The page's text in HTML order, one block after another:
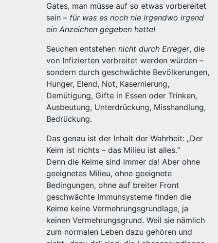
Gates, man müsse auf so etwas vorbereitet
sein – für was es noch nie irgendwo irgend
ein Anzeichen gegeben hatte!
Seuchen entstehen nicht durch Erreger, die
von Infizierten verbreitet werden würden –
sondern durch geschwächte Bevölkerungen,
Hunger, Elend, Not, Kasernierung,
Demütigung, Gifte in Essen oder Trinken,
Ausbeutung, Unterdrückung, Misshandlung,
Bedrückung.
Das genau ist der Inhalt der Wahrheit: „Der
Keim ist nichts – das Milieu ist alles.“
Denn die Keime sind immer da! Aber ohne
geeignetes Milieu, ohne geeignete
Bedingungen, ohne auf breiter Front
geschwächte Immunsysteme finden die
Keime keine Vermehrungsgrundlage, ja
keinen Vermehrungsgrund. Weil sie nämlich
zum normalen Leben dazu gehören und